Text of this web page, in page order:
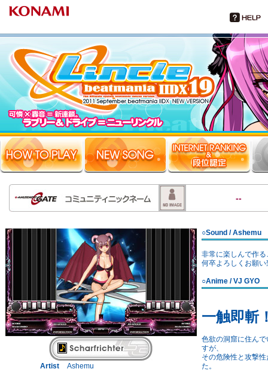
--
Artist
Ashemu
○Sound / Ashemu
非常に楽しんで作
何卒よろしくお願
○Anime / VJ GYO
一触即斬
色欲の洞窟に住ん
すが、
その危険性と攻撃
た。